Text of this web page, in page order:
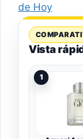
de Hoy
Vista
1